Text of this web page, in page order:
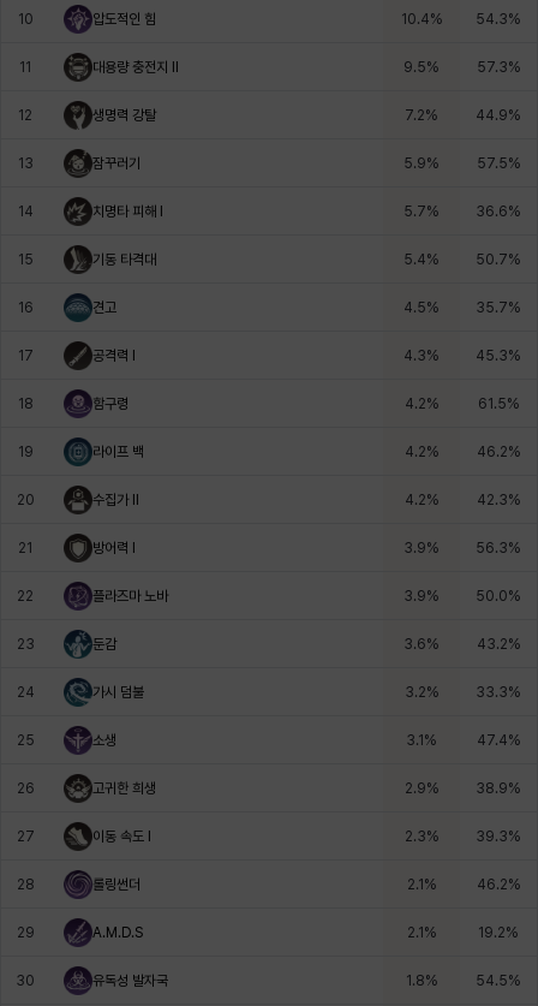
코렐라인 크레이버
펜리르 펠릭스 피올로 하트
헤이즈 헨리 히스이
10 압도적인 힘 10.4% 54.3%
11 대용량 충전지 Il 9.5% 57.3%
12 생명력 강탈 7.2% 44.9%
13 잠꾸러기 5.9% 57.5%
14 치명타 피해 I 5.7% 36.6%
15 기동 타격대 5.4% 50.7%
16 견고 4.5% 35.7%
17 공격력 I 4.3% 45.3%
18 함구령 4.2% 61.5%
19 라이프 백 4.2% 46.2%
20 수집가 II 4.2% 42.3%
21 방어력 I 3.9% 56.3%
22 플라즈마 노바 3.9% 50.0%
23 둔감 3.6% 43.2%
24 가시 덤불 3.2% 33.3%
25 소생 3.1% 47.4%
26 고귀한 희생 2.9% 38.9%
27 이동 속도 I 2.3% 39.3%
28 롤링썬더 2.1% 46.2%
29 A.M.D.S 2.1% 19.2%
30 유독성 발자국 1.8% 54.5%